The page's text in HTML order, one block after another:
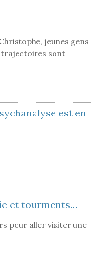
jeunes gens
trajectoires sont
est en
et tourments…
pour aller visiter une